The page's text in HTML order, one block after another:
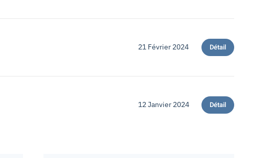
21 Février 2024 Détail
12 Janvier 2024 Détail